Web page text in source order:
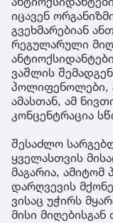
იცავენ
გვეხმარებიან
რეგულარული
ვაშლის
პოლიფენოლები,
ამასთან, ამ
კონცენტრაცია
შესაძლო
ყველასთვის
მაგარია, ამიტომ
დარღვევის
ვისაც უჭირს
მისი მიღებისგან